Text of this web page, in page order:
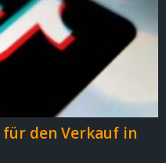
den Verkauf in